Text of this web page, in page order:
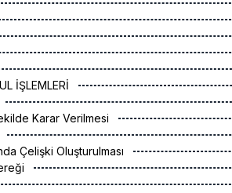
İŞLEMLERİ
Karar Verilmesi
Çelişki Oluşturulması